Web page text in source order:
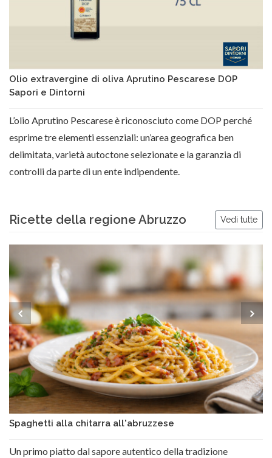
Olio extravergine di oliva Aprutino Pescarese DOP
Sapori e Dintorni
L’olio Aprutino Pescarese è riconosciuto come DOP perché
esprime tre elementi essenziali: un’area geografica ben
delimitata, varietà autoctone selezionate e la garanzia di
controlli da parte di un ente indipendente.
Ricette della regione Abruzzo Vedi tutte
Spaghetti alla chitarra all'abruzzese
Un primo piatto dal sapore autentico della tradizione